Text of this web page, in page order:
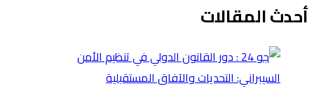
أحدث المقالات